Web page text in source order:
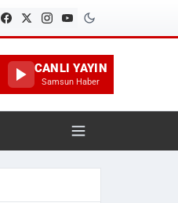
CANLI YAYIN
Samsun Haber